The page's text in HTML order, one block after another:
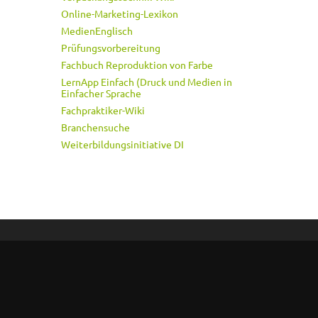
Online-Marketing-Lexikon
MedienEnglisch
Prüfungsvorbereitung
Fachbuch Reproduktion von Farbe
LernApp Einfach (Druck und Medien in
Einfacher Sprache
Fachpraktiker-Wiki
Branchensuche
Weiterbildungsinitiative DI